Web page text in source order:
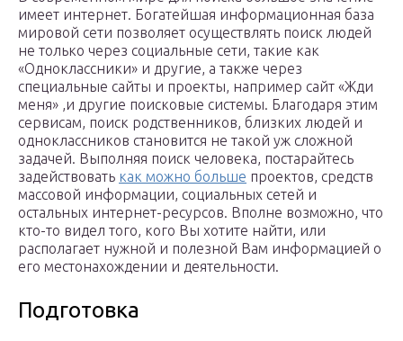
имеет интернет. Богатейшая информационная база
мировой сети позволяет осуществлять поиск людей
не только через социальные сети, такие как
«Одноклассники» и другие, а также через
специальные сайты и проекты, например сайт «Жди
меня» ,и другие поисковые системы. Благодаря этим
сервисам, поиск родственников, близких людей и
одноклассников становится не такой уж сложной
задачей. Выполняя поиск человека, постарайтесь
задействовать как можно больше проектов, средств
массовой информации, социальных сетей и
остальных интернет-ресурсов. Вполне возможно, что
кто-то видел того, кого Вы хотите найти, или
располагает нужной и полезной Вам информацией о
его местонахождении и деятельности.
Подготовка